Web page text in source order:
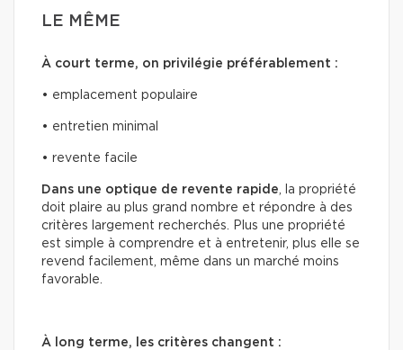
LE MÊME
À court terme, on privilégie préférablement :
• emplacement populaire
• entretien minimal
• revente facile
Dans une optique de revente rapide , la propriété
doit plaire au plus grand nombre et répondre à des
critères largement recherchés. Plus une propriété
est simple à comprendre et à entretenir, plus elle se
revend facilement, même dans un marché moins
favorable.
À long terme, les critères changent :